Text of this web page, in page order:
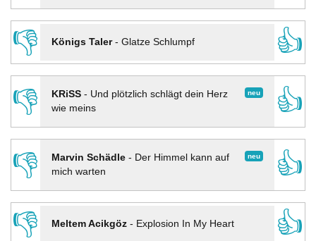
👎
Königs Taler- Glatze Schlumpf
👍
👎
neu
KRiSS- Und plötzlich schlägt dein Herz
wie meins
👍
👎 neu
Marvin Schädle- Der Himmel kann auf
mich warten
👍
👎
Meltem Acikgöz- Explosion In My Heart
👍